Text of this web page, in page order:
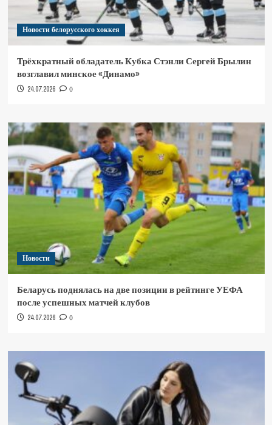
Новости белорусского хоккея
Трёхкратный обладатель Кубка Стэнли Сергей Брылин
возглавил минское «Динамо»
24.07.2026 0
Новости
Беларусь поднялась на две позиции в рейтинге УЕФА
после успешных матчей клубов
24.07.2026 0